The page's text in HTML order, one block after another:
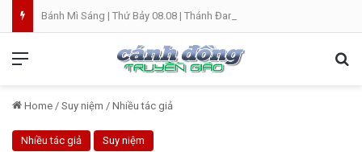
Bánh Mì Sáng | Thứ Bảy 08.08 | Thánh Đaminh, Linh mục
Home / Suy niệm / Nhiều tác giả
Nhiều tác giả Suy niệm